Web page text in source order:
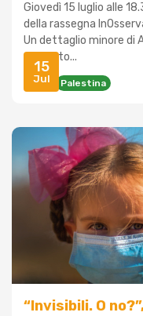
15
Jul
Giovedì 15 luglio alle
della rassegna
Un dettaglio minore di
progetto...
Libri Palestina
“Invisibili. O